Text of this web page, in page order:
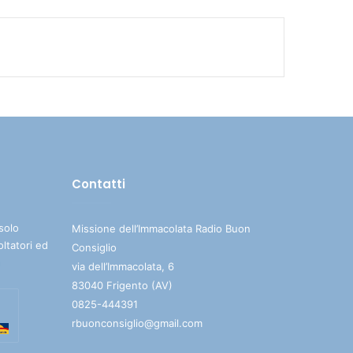
ed
Contatti
Missione dell’Immacolata Radio Buon
Consiglio
via dell’Immacolata, 6
83040 Frigento (AV)
0825-444391
rbuonconsiglio@gmail.com